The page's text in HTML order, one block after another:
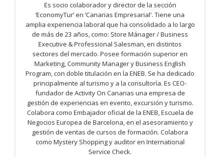
Es socio colaborador y director de la sección
‘EconomyTur’ en ‘Canarias Empresarial'. Tiene una
amplia experiencia laboral que ha consolidado a lo largo
de más de 23 años, como: Store Mánager / Business
Executive & Professional Salesman, en distintos
sectores del mercado. Posee formación superior en
Marketing, Community Manager y Business English
Program, con doble titulación en la ENEB. Se ha dedicado
principalmente al turismo y a la consultoría. Es CEO-
fundador de Activity On Canarias una empresa de
gestión de experiencias en evento, excursión y turismo.
Colabora como Embajador oficial de la ENEB, Escuela de
Negocios Europea de Barcelona, en el asesoramiento y
gestión de ventas de cursos de formación. Colabora
como Mystery Shopping y auditor en International
Service Check.